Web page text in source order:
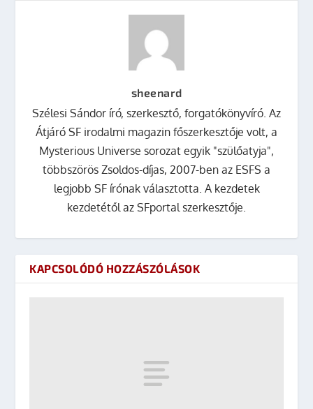
sheenard
Szélesi Sándor író, szerkesztő, forgatókönyvíró. Az
Átjáró SF irodalmi magazin főszerkesztője volt, a
Mysterious Universe sorozat egyik "szülőatyja",
többszörös Zsoldos-díjas, 2007-ben az ESFS a
legjobb SF írónak választotta. A kezdetek
kezdetétől az SFportal szerkesztője.
KAPCSOLÓDÓ HOZZÁSZÓLÁSOK